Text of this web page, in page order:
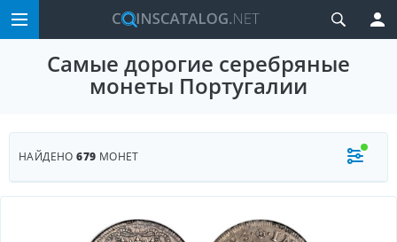
Самые дорогие серебряные
монеты Португалии
НАЙДЕНО679 МОНЕТ